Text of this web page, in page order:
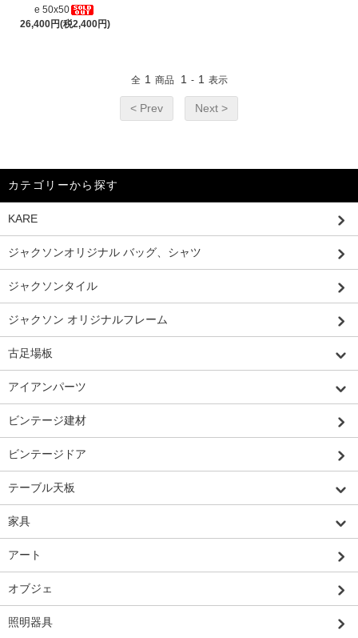
e 50x50
26,400円(税2,400円)
全 1 商品 1 - 1 表示
< Prev Next >
カテゴリーから探す
KARE
ジャクソンオリジナル バッグ、シャツ
ジャクソンタイル
ジャクソン オリジナルフレーム
古足場板
アイアンパーツ
ビンテージ建材
ビンテージドア
テーブル天板
家具
アート
オブジェ
照明器具